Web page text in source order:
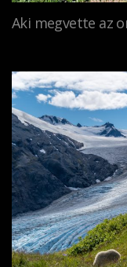
Aki megvette az